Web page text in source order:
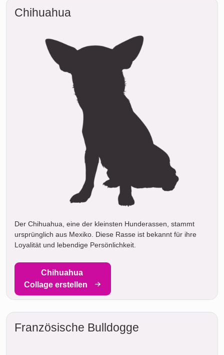
Chihuahua
Der Chihuahua, eine der kleinsten Hunderassen, stammt
ursprünglich aus Mexiko. Diese Rasse ist bekannt für ihre
Loyalität und lebendige Persönlichkeit.
Chihuahua
Collage erstellen
Französische Bulldogge